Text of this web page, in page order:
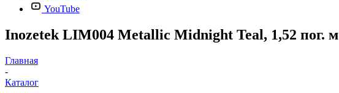
YouTube
Inozetek LIM004 Metallic Midnight Teal, 1,52 пог. м
Главная
-
Каталог